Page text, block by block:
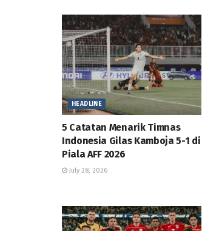
HEADLINE
5 Catatan Menarik Timnas
Indonesia Gilas Kamboja 5-1 di
Piala AFF 2026
July 28, 2026